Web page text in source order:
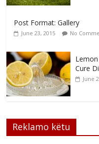
Post Format: Gallery
June 23, 2015 No
Cure
June
Reklamo këtu